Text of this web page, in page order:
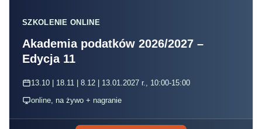
SZKOLENIE ONLINE
Akademia podatków 2026/2027 –
Edycja 11
13.10 | 18.11 | 8.12 | 13.01.2027 r., 10:00-15:00
online, na żywo + nagranie